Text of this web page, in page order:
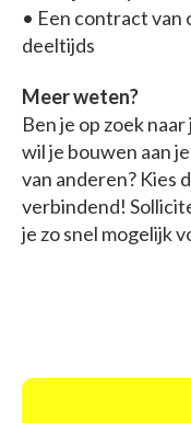
• Een contract van
deeltijds
Meer weten?
Ben je op zoek
wil je bouwen aan
van anderen? Kies
verbindend!
je zo snel mogelijk